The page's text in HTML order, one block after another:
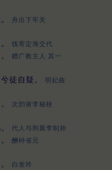
舟出下牢关
饯寄定海交代
赠广教主人 其一
徒自疑。
明妃曲
次韵谢李秘校
代人与荆襄李制帅
酬钟省元
白发吟